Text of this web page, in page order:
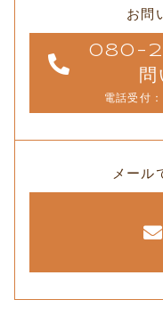
お問
080-
問
電話受付
メール